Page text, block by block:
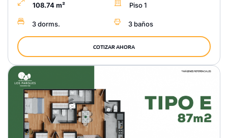
108.74 m² Piso 1
3 dorms. 3 baños
COTIZAR AHORA